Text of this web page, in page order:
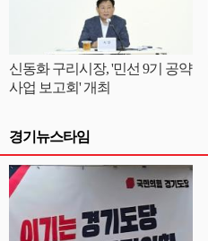
신동화 구리시장, '민선 9기 공약
사업 보고회' 개최
경기뉴스타임